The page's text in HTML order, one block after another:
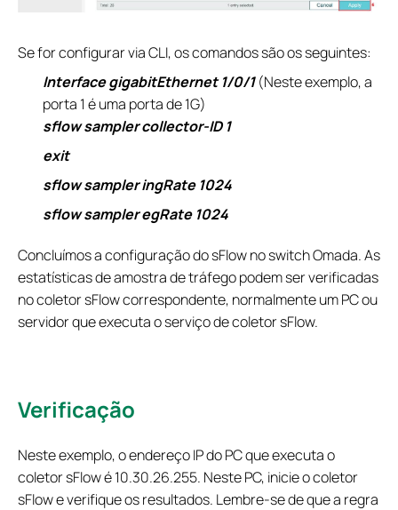
Se for configurar via CLI, os comandos são os seguintes:
Interface gigabitEthernet 1/0/1(Neste exemplo, a
porta 1 é uma porta de 1G)
sflow sampler collector-ID 1
exit
sflow sampler ingRate 1024
sflow sampler egRate 1024
Concluímos a configuração do sFlow no switch Omada. As
estatísticas de amostra de tráfego podem ser verificadas
no coletor sFlow correspondente, normalmente um PC ou
servidor que executa o serviço de coletor sFlow.
Verificação
Neste exemplo, o endereço IP do PC que executa o
coletor sFlow é 10.30.26.255. Neste PC, inicie o coletor
sFlow e verifique os resultados. Lembre-se de que a regra